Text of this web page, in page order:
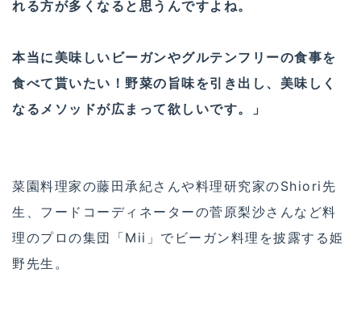
れる方が多くなると思うんですよね。
本当に美味しいビーガンやグルテンフリーの食事を
食べて貰いたい！野菜の旨味を引き出し、美味しく
なるメソッドが広まって欲しいです。」
菜園料理家の藤田承紀さんや料理研究家のShiori先
生、フードコーディネーターの菅原梨沙さんなど料
理のプロの集団「Mii」でビーガン料理を披露する姫
野先生。